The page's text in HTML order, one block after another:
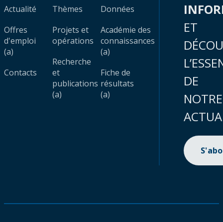
Actualité
Offres
d'emploi
(a)
Contacts
Thèmes
Projets et
opérations
Recherche
et
publications
(a)
Données
Académie des
connaissances
(a)
Fiche de
résultats
(a)
ET
DE
NOTRE